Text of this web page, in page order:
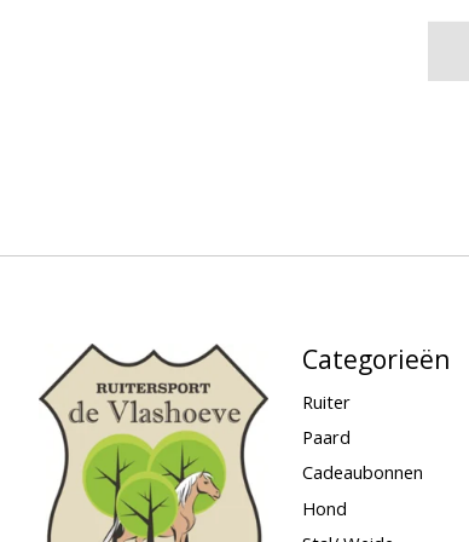
Categorieën
Ruiter
Paard
Cadeaubonnen
Hond